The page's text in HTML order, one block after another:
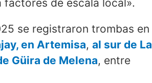
de escala local».
se registraron trombas en
en Artemisa, al sur de La
Güira de Melena, entre